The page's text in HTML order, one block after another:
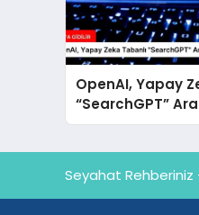
OpenAI, Yapay
“SearchGPT”
Tanıttı
Seyahat Rehberiniz